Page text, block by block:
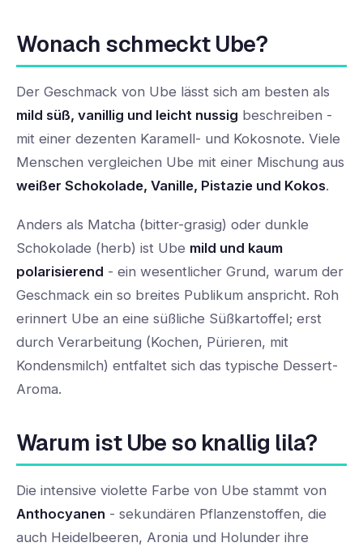
Wonach schmeckt Ube?
Der Geschmack von Ube lässt sich am besten als
mild süß, vanillig und leicht nussig beschreiben -
mit einer dezenten Karamell- und Kokosnote. Viele
Menschen vergleichen Ube mit einer Mischung aus
weißer Schokolade, Vanille, Pistazie und Kokos.
Anders als Matcha (bitter-grasig) oder dunkle
Schokolade (herb) ist Ube mild und kaum
polarisierend - ein wesentlicher Grund, warum der
Geschmack ein so breites Publikum anspricht. Roh
erinnert Ube an eine süßliche Süßkartoffel; erst
durch Verarbeitung (Kochen, Pürieren, mit
Kondensmilch) entfaltet sich das typische Dessert-
Aroma.
Warum ist Ube so knallig lila?
Die intensive violette Farbe von Ube stammt von
Anthocyanen - sekundären Pflanzenstoffen, die
auch Heidelbeeren, Aronia und Holunder ihre